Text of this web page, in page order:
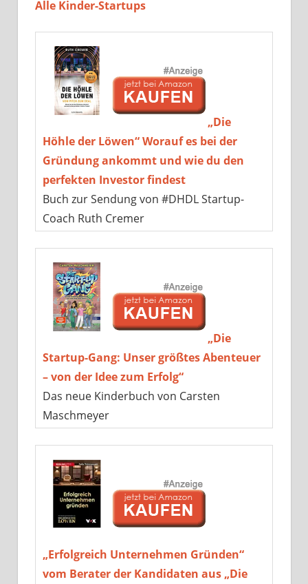
Alle Kinder-Startups
„Die
Höhle der Löwen“ Worauf es bei der
Gründung ankommt und wie du den
perfekten Investor findest
Buch zur Sendung von #DHDL Startup-
Coach Ruth Cremer
„Die
Startup-Gang: Unser größtes Abenteuer
– von der Idee zum Erfolg“
Das neue Kinderbuch von Carsten
Maschmeyer
„Erfolgreich Unternehmen Gründen“
vom Berater der Kandidaten aus „Die